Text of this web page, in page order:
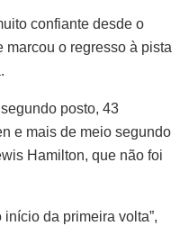
confiante desde o
marcou o regresso à pista
posto, 43
e mais de meio segundo
Hamilton, que não foi
da primeira volta”,